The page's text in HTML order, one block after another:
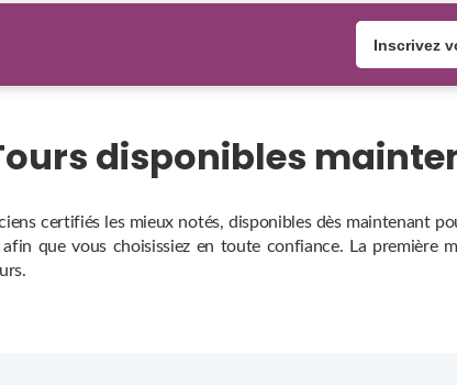
Inscrivez
disponibles
certifiés les mieux notés, disponibles dès maintenant
que vous choisissiez en toute confiance. La première